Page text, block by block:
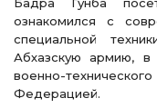
ознакомился с
специальной
Абхазскую армию,
военно-
Федерацией.